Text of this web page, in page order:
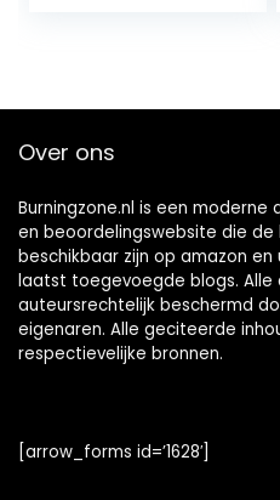
Mannen Vrouwen
Over ons
Burningzone.nl is een
en beoordelingswebsite die
beschikbaar zijn op amazon
laatst toegevoegde blogs. Alle
auteursrechtelijk beschermd
eigenaren. Alle geciteerde
respectievelijke bronnen.
[arrow_forms id=’1628′]